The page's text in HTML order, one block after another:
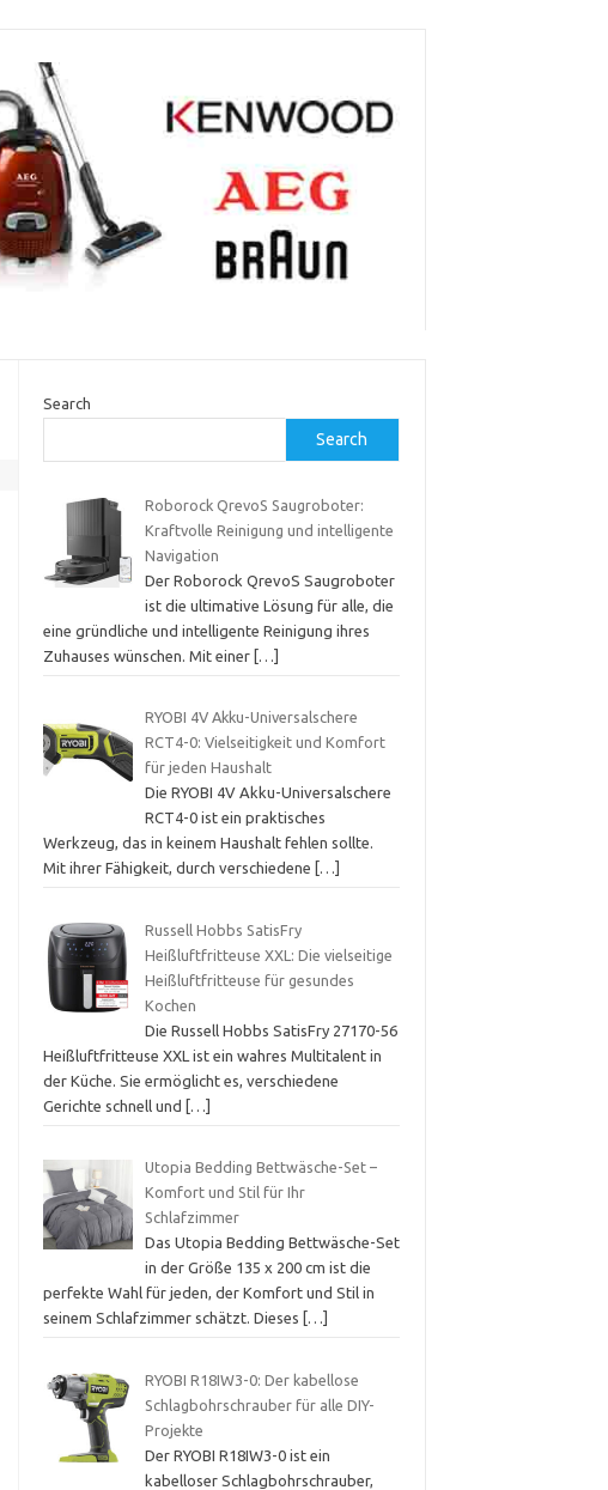
Search
Search
Roborock QrevoS Saugroboter:
Kraftvolle Reinigung und intelligente
Navigation
Der Roborock QrevoS Saugroboter
ist die ultimative Lösung für alle, die
eine gründliche und intelligente Reinigung ihres
Zuhauses wünschen. Mit einer […]
RYOBI 4V Akku-Universalschere
RCT4-0: Vielseitigkeit und Komfort
für jeden Haushalt
Die RYOBI 4V Akku-Universalschere
RCT4-0 ist ein praktisches
Werkzeug, das in keinem Haushalt fehlen sollte.
Mit ihrer Fähigkeit, durch verschiedene
[…]
Russell Hobbs SatisFry
Heißluftfritteuse XXL: Die vielseitige
Heißluftfritteuse für gesundes
Kochen
Die Russell Hobbs SatisFry 27170-56
Heißluftfritteuse XXL ist ein wahres Multitalent in
der Küche. Sie ermöglicht es, verschiedene
Gerichte schnell und
[…]
Utopia Bedding Bettwäsche-Set –
Komfort und Stil für Ihr
Schlafzimmer
Das Utopia Bedding Bettwäsche-Set
in der Größe 135 x 200 cm ist die
perfekte Wahl für jeden, der Komfort und Stil in
seinem Schlafzimmer schätzt. Dieses
[…]
RYOBI R18IW3-0: Der kabellose
Schlagbohrschrauber für alle DIY-
Projekte
Der RYOBI R18IW3-0 ist ein
kabelloser Schlagbohrschrauber,